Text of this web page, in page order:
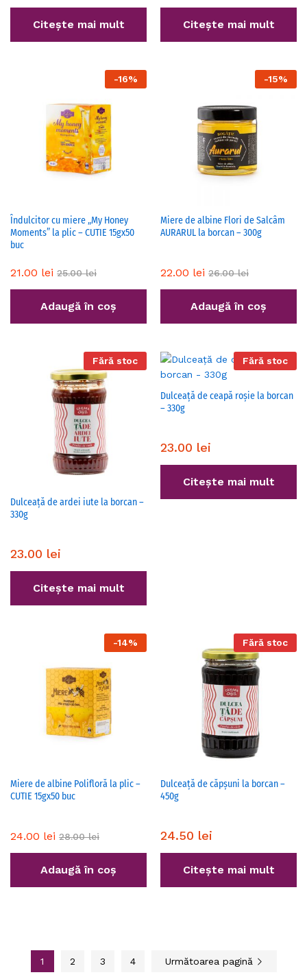
Citește mai mult Citește mai mult
-16%
Îndulcitor cu miere „My Honey
Moments” la plic – CUTIE 15gx50
buc
21.00 lei 25.00lei
Adaugă în coș
-15%
Miere de albine Flori de Salcâm
AURARUL la borcan – 300g
22.00 lei 26.00lei
Adaugă în coș
Fără stoc
Dulceață de ardei iute la borcan –
330g
23.00 lei
Citește mai mult
Fără stoc
Dulceață de ceapă roșie la borcan
– 330g
23.00 lei
Citește mai mult
-14%
Miere de albine Polifloră la plic –
CUTIE 15gx50 buc
24.00 lei 28.00lei
Adaugă în coș
Fără stoc
Dulceață de căpșuni la borcan –
450g
24.50 lei
Citește mai mult
1 2 3 4 Următoarea pagină